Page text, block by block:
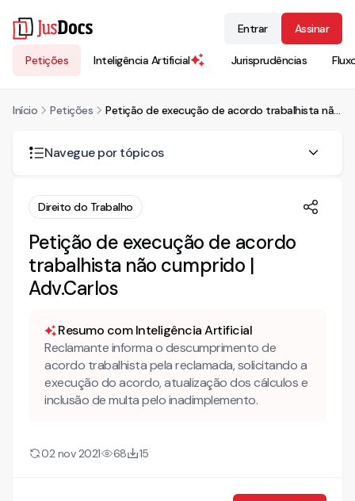
Petições Inteligência Artificial Jurisprudências
Entrar Assinar
Início Petições Petição de execução de acordo trabalhista não cumprido | Adv.Carlos
Navegue por tópicos
NÃO CUMPRIMENTO DO ACORDO ENTABULADO
Direito do Trabalho
Petição de execução de acordo
trabalhista não cumprido |
Adv.Carlos
Resumo com Inteligência Artificial
Reclamante informa o descumprimento de
acordo trabalhista pela reclamada, solicitando a
execução do acordo, atualização dos cálculos e
inclusão de multa pelo inadimplemento.
02 nov 2021 68 15